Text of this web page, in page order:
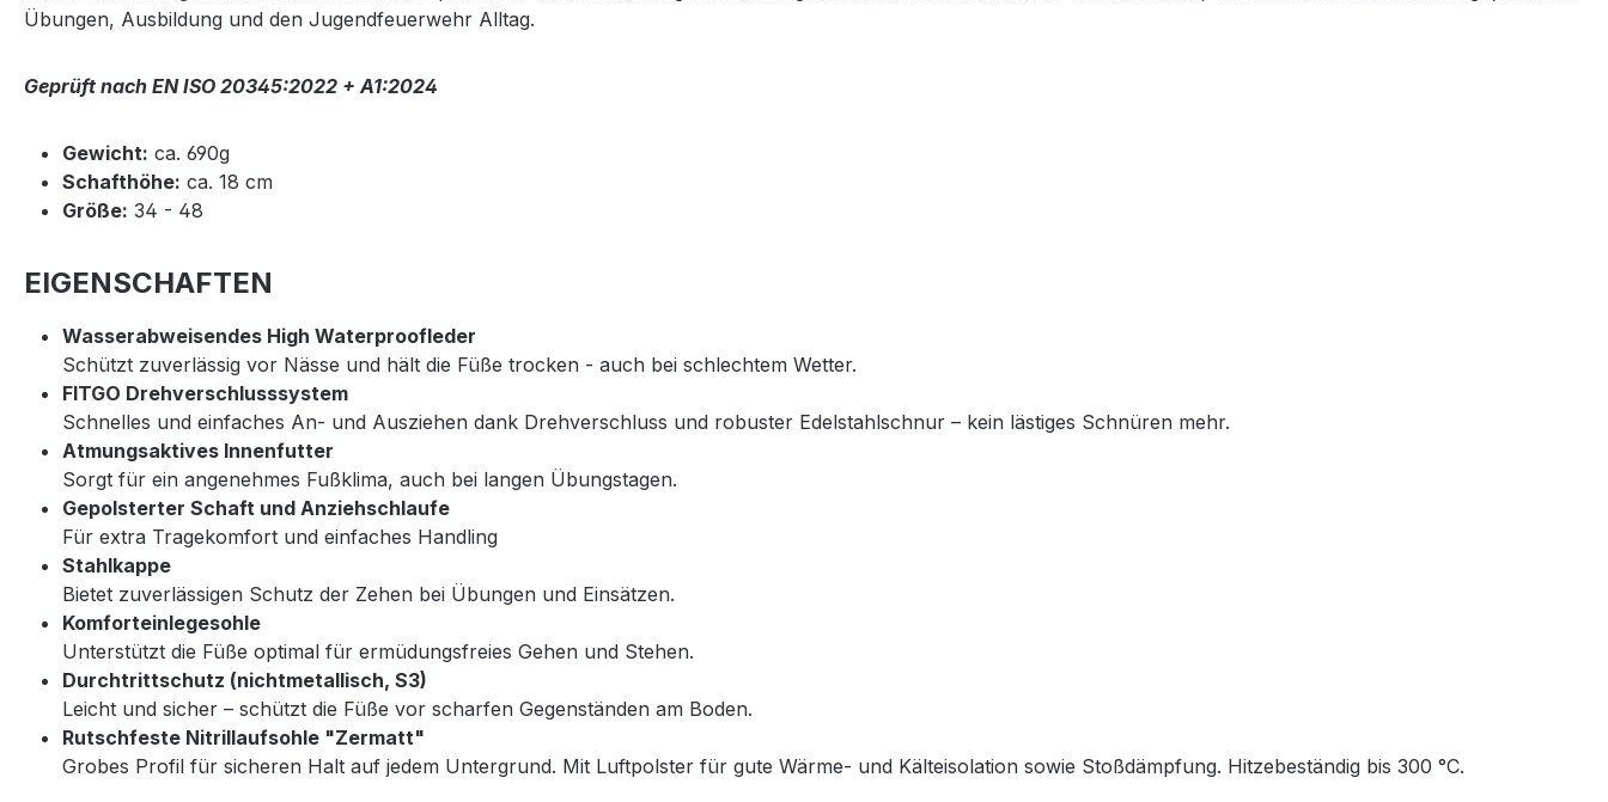
Übungen, Ausbildung und den Jugendfeuerwehr Alltag.
Geprüft nach EN ISO 20345:2022 + A1:2024
Gewicht: ca. 690g
Schafthöhe: ca. 18 cm
Größe: 34 - 48
EIGENSCHAFTEN
Wasserabweisendes High Waterproofleder
Schützt zuverlässig vor Nässe und hält die Füße trocken - auch bei schlechtem Wetter.
FITGO Drehverschlusssystem
Schnelles und einfaches An- und Ausziehen dank Drehverschluss und robuster Edelstahlschnur – kein lästiges Schnüren mehr.
Atmungsaktives Innenfutter
Sorgt für ein angenehmes Fußklima, auch bei langen Übungstagen.
Gepolsterter Schaft und Anziehschlaufe
Für extra Tragekomfort und einfaches Handling
Stahlkappe
Bietet zuverlässigen Schutz der Zehen bei Übungen und Einsätzen.
Komforteinlegesohle
Unterstützt die Füße optimal für ermüdungsfreies Gehen und Stehen.
Durchtrittschutz (nichtmetallisch, S3)
Leicht und sicher – schützt die Füße vor scharfen Gegenständen am Boden.
Rutschfeste Nitrillaufsohle "Zermatt"
Grobes Profil für sicheren Halt auf jedem Untergrund. Mit Luftpolster für gute Wärme- und Kälteisolation sowie Stoßdämpfung. Hitzebeständig bis 300 °C.